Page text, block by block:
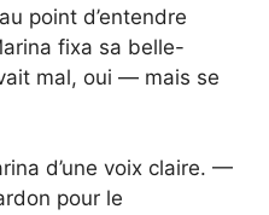
point d’entendre
fixa sa belle-
mal, oui — mais se
d’une voix claire. —
pour le